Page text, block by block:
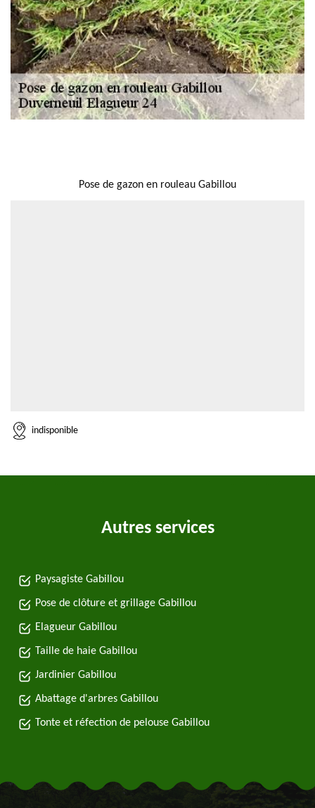
Pose de gazon en rouleau Gabillou
indisponible
Autres services
Paysagiste Gabillou
Pose de clôture et grillage Gabillou
Elagueur Gabillou
Taille de haie Gabillou
Jardinier Gabillou
Abattage d'arbres Gabillou
Tonte et réfection de pelouse Gabillou